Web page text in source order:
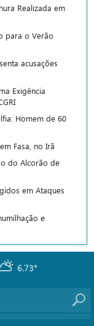
Realizada em
para o Verão
acusações
Exigência
Homem de 60
Fasa, no Irã
do Alcorão de
em Ataques
e
6.73°